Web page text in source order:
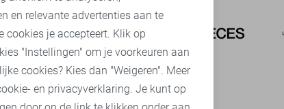
en relevante advertenties aan te
cookies je accepteert. Klik op
"Instellingen" om je voorkeuren aan
cookies? Kies dan "Weigeren". Meer
en privacyverklaring. Je kunt op